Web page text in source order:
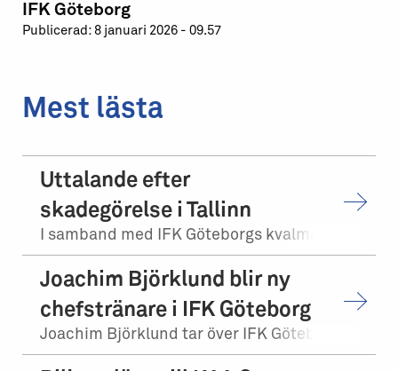
IFK Göteborg
Publicerad: 8 januari 2026 - 09.57
Mest lästa
Uttalande efter
skadegörelse i Tallinn
Joachim Björklund blir ny
chefstränare i IFK Göteborg